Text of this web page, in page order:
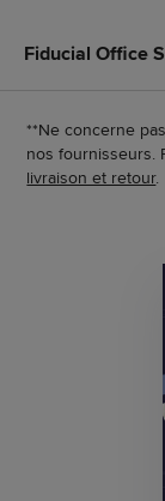
Fiducial Office
**Ne concerne
nos fournisseurs.
livraison et retour.